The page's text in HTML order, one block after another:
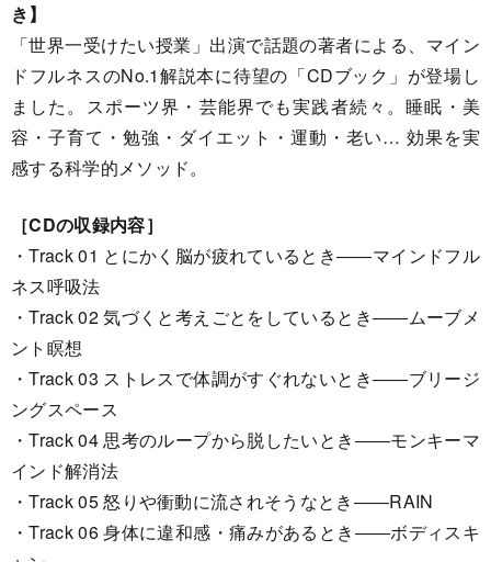
き】
「世界一受けたい授業」出演で話題の著者による、マイン
ドフルネスのNo.1解説本に待望の「CDブック」が登場し
ました。スポーツ界・芸能界でも実践者続々。睡眠・美
容・子育て・勉強・ダイエット・運動・老い… 効果を実
感する科学的メソッド。
［CDの収録内容］
・Track 01 とにかく脳が疲れているとき――マインドフル
ネス呼吸法
・Track 02 気づくと考えごとをしているとき――ムーブメ
ント瞑想
・Track 03 ストレスで体調がすぐれないとき――ブリージ
ングスペース
・Track 04 思考のループから脱したいとき――モンキーマ
インド解消法
・Track 05 怒りや衝動に流されそうなとき――RAIN
・Track 06 身体に違和感・痛みがあるとき――ボディスキ